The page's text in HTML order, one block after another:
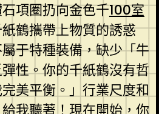
項圈扔向金色千100室
鶴攜帶上物質的誘惑
于特種裝備，缺少「牛
性。你的千紙鶴沒有哲
美平衡。」行業尺度和
我聽著！現在開始，你